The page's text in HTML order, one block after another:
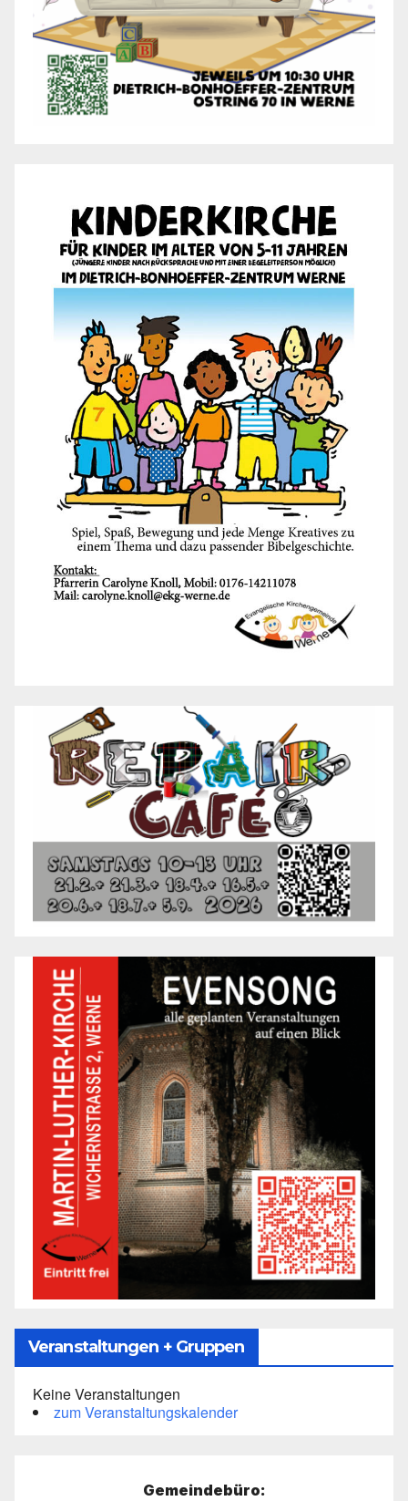
Veranstaltungen + Gruppen
Keine Veranstaltungen
zum Veranstaltungskalender
Gemeindebüro: